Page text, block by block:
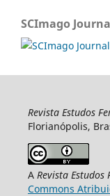
SCImago
Revista Estudos
Florianópolis,
A Revista Estudos
Commons